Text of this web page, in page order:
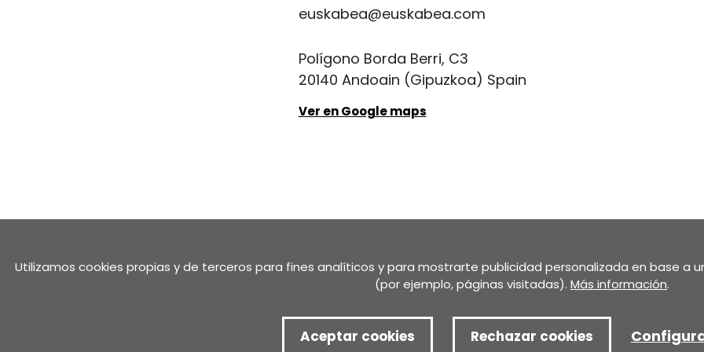
euskabea@euskabea.com
Polígono Borda Berri, C3
20140 Andoain (Gipuzkoa) Spain
Ver en Google maps
Utilizamos cookies propias y de terceros para fines analíticos y para mostrarte publicidad personalizada en base a
(por ejemplo, páginas visitadas). Más información.
Aceptar cookies Rechazar cookies